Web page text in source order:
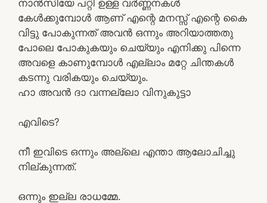
നാൻസിയേ പറ്റി ഉള്ള വർണ്ണനകൾ
കേൾക്കുമ്പോൾ ആണ് എന്റെ മനസ്സ് എന്റെ കൈ
വിട്ടു പോകുന്നത് അവൻ ഒന്നും അറിയാത്തതു
പോലെ പോകുകയും ചെയ്യും എനിക്കു പിന്നെ
അവളെ കാണുമ്പോൾ എല്ലാം മറ്റേ ചിന്തകൾ
കടന്നു വരികയും ചെയ്യും.
ഹാ അവൻ ദാ വന്നല്ലോ വിനുകുട്ടാ
എവിടെ?
നീ ഇവിടെ ഒന്നും അല്ലെ എന്താ ആലോചിച്ചു
നില്കുന്നത്.
ഒന്നും ഇല്ല രാധമ്മേ.